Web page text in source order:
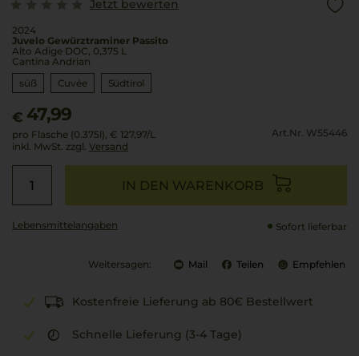
Jetzt bewerten
2024
Juvelo Gewürztraminer Passito
Alto Adige DOC, 0,375 L
Cantina Andrian
süß
Cuvée Südtirol
€ 47,99
pro Flasche (0.375l), € 127,97/L
inkl. MwSt. zzgl. Versand
Art.Nr. W55446
IN DEN WARENKORB
Lebensmittel­angaben Sofort lieferbar
Weitersagen: Mail Teilen Empfehlen
Kostenfreie Lieferung ab 80€ Bestellwert
Schnelle Lieferung (3-4 Tage)